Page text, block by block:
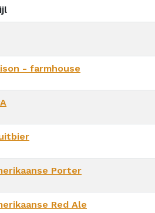
- farmhouse
Porter
Red Ale